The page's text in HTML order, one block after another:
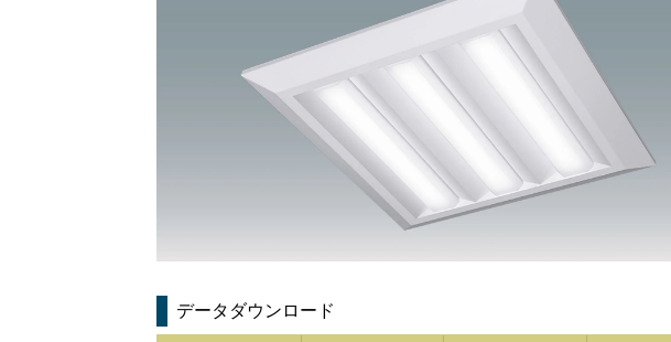
データダウンロード